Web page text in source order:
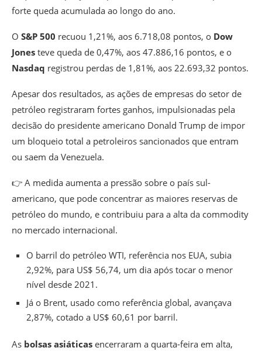
forte queda acumulada ao longo do ano.
O S&P 500 recuou 1,21%, aos 6.718,08 pontos, o Dow
Jones teve queda de 0,47%, aos 47.886,16 pontos, e o
Nasdaq registrou perdas de 1,81%, aos 22.693,32 pontos.
Apesar dos resultados, as ações de empresas do setor de
petróleo registraram fortes ganhos, impulsionadas pela
decisão do presidente americano Donald Trump de impor
um bloqueio total a petroleiros sancionados que entram
ou saem da Venezuela.
👉 A medida aumenta a pressão sobre o país sul-
americano, que pode concentrar as maiores reservas de
petróleo do mundo, e contribuiu para a alta da commodity
no mercado internacional.
O barril do petróleo WTI, referência nos EUA, subia
2,92%, para US$ 56,74, um dia após tocar o menor
nível desde 2021.
Já o Brent, usado como referência global, avançava
2,87%, cotado a US$ 60,61 por barril.
As bolsas asiáticas encerraram a quarta-feira em alta,